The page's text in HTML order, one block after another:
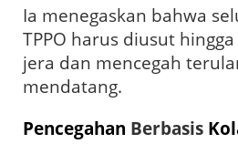
Ia menegaskan bahwa
TPPO harus diusut
jera dan mencegah
mendatang.
Pencegahan Berbasis